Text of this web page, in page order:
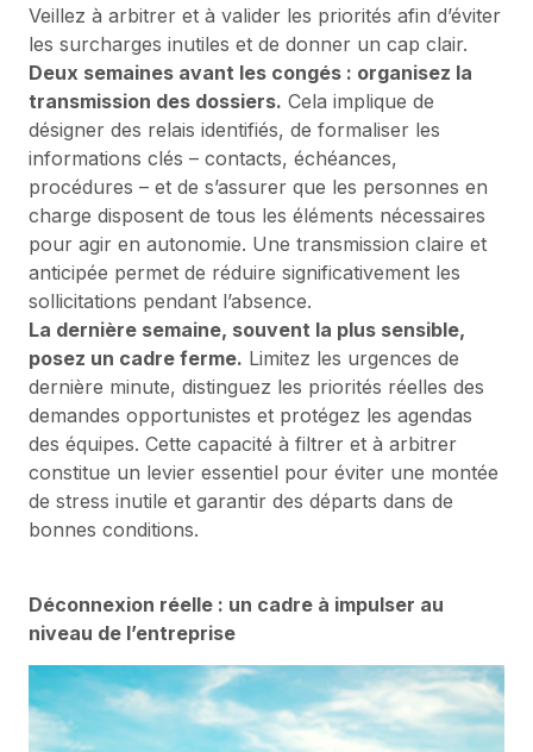
Veillez à arbitrer et à valider les priorités afin d’éviter
les surcharges inutiles et de donner un cap clair.
Deux semaines avant les congés : organisez la
transmission des dossiers. Cela implique de
désigner des relais identifiés, de formaliser les
informations clés – contacts, échéances,
procédures – et de s’assurer que les personnes en
charge disposent de tous les éléments nécessaires
pour agir en autonomie. Une transmission claire et
anticipée permet de réduire significativement les
sollicitations pendant l’absence.
La dernière semaine, souvent la plus sensible,
posez un cadre ferme. Limitez les urgences de
dernière minute, distinguez les priorités réelles des
demandes opportunistes et protégez les agendas
des équipes. Cette capacité à filtrer et à arbitrer
constitue un levier essentiel pour éviter une montée
de stress inutile et garantir des départs dans de
bonnes conditions.
Déconnexion réelle : un cadre à impulser au
niveau de l’entreprise